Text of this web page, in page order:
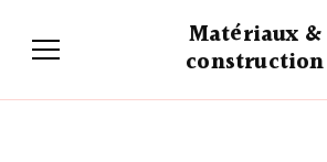
Matériaux &
construction